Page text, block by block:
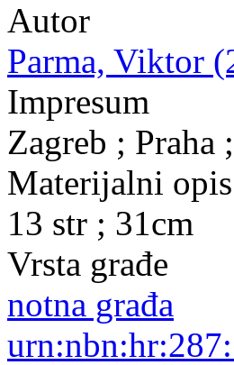
Autor
Parma, Viktor
Impresum
Zagreb ;
Materijalni opis
13 str ; 31cm
Vrsta građe
notna građa